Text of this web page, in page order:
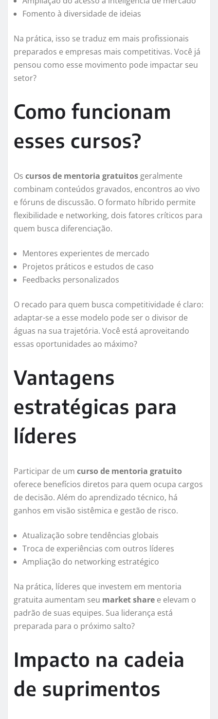
Fomento à diversidade de ideias
Na prática, isso se traduz em mais profissionais
preparados e empresas mais competitivas. Você já
pensou como esse movimento pode impactar seu
setor?
Como funcionam
esses cursos?
Os cursos de mentoria gratuitos geralmente
combinam conteúdos gravados, encontros ao vivo
e fóruns de discussão. O formato híbrido permite
flexibilidade e networking, dois fatores críticos para
quem busca diferenciação.
Mentores experientes de mercado
Projetos práticos e estudos de caso
Feedbacks personalizados
O recado para quem busca competitividade é claro:
adaptar-se a esse modelo pode ser o divisor de
águas na sua trajetória. Você está aproveitando
essas oportunidades ao máximo?
Vantagens
estratégicas para
líderes
Participar de um curso de mentoria gratuito
oferece benefícios diretos para quem ocupa cargos
de decisão. Além do aprendizado técnico, há
ganhos em visão sistêmica e gestão de risco.
Atualização sobre tendências globais
Troca de experiências com outros líderes
Ampliação do networking estratégico
Na prática, líderes que investem em mentoria
gratuita aumentam seu market share e elevam o
padrão de suas equipes. Sua liderança está
preparada para o próximo salto?
Impacto na cadeia
de suprimentos